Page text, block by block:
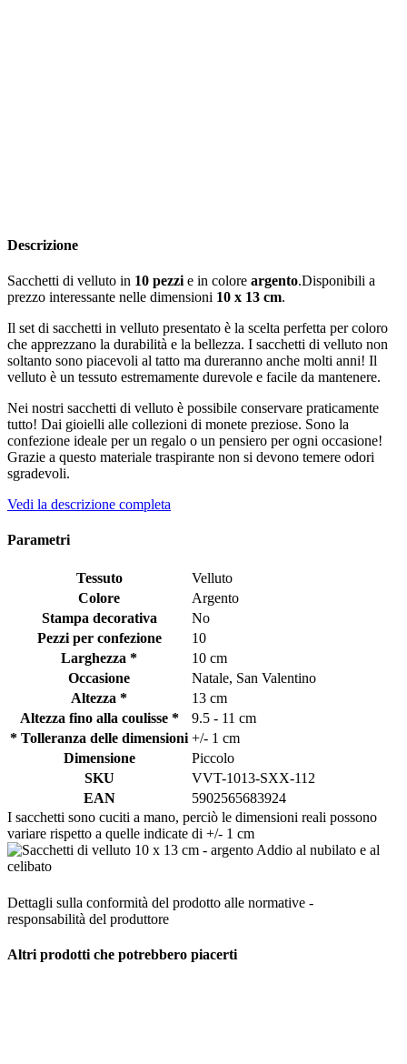
Descrizione
Sacchetti di velluto in 10 pezzi e in colore argento.Disponibili a
prezzo interessante nelle dimensioni 10 x 13 cm.
Il set di sacchetti in velluto presentato è la scelta perfetta per coloro
che apprezzano la durabilità e la bellezza. I sacchetti di velluto non
soltanto sono piacevoli al tatto ma dureranno anche molti anni! Il
velluto è un tessuto estremamente durevole e facile da mantenere.
Nei nostri sacchetti di velluto è possibile conservare praticamente
tutto! Dai gioielli alle collezioni di monete preziose. Sono la
confezione ideale per un regalo o un pensiero per ogni occasione!
Grazie a questo materiale traspirante non si devono temere odori
sgradevoli.
Vedi la descrizione completa
Parametri
Tessuto
Velluto
Colore
Argento
Stampa decorativa
No
Pezzi per confezione
10
Larghezza *
10 cm
Occasione
Natale, San Valentino
Altezza *
13 cm
Altezza fino alla coulisse *
9.5 - 11 cm
* Tolleranza delle dimensioni +/- 1 cm
Dimensione
Piccolo
SKU
VVT-1013-SXX-112
EAN
5902565683924
I sacchetti sono cuciti a mano, perciò le dimensioni reali possono
variare rispetto a quelle indicate di +/- 1 cm
Dettagli sulla conformità del prodotto alle normative -
responsabilità del produttore
Altri prodotti che potrebbero piacerti